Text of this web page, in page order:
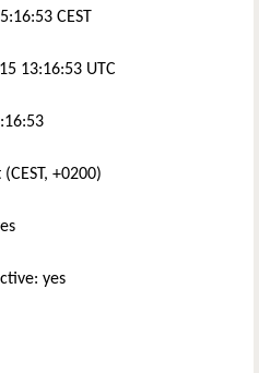
CEST
13:16:53 UTC
+0200)
yes